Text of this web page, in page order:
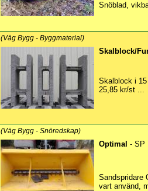
Snöblad,
(Väg Bygg - Byggmaterial)
Skalblock/
Skalblock i
25,85 kr/st ...
(Väg Bygg - Snöredskap)
Optimal - SP
Sandspridare
vart använd,